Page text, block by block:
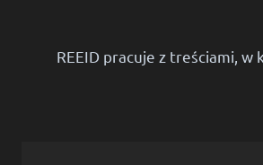
REEID pracuje z treściami,